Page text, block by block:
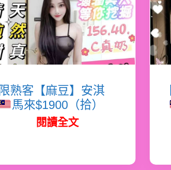
限熟客【麻豆】安淇
馬來$1900（拾）
閱讀全文